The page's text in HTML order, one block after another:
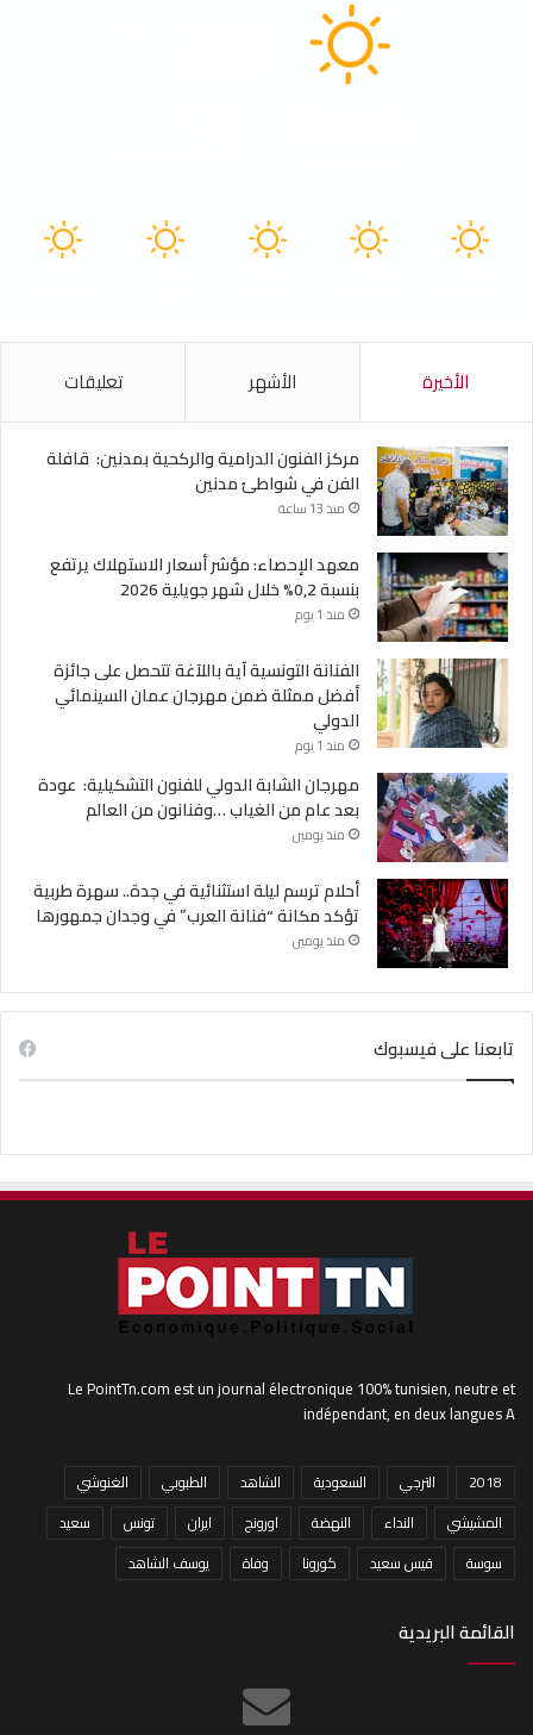
الأخيرة الأشهر تعليقات
مركز الفنون الدرامية والركحية بمدنين: قافلة
الفن في شواطئ مدنين
منذ 13 ساعة
معهد الإحصاء: مؤشر أسعار الاستهلاك يرتفع
بنسبة 0,2% خلال شهر جويلية 2026
منذ 1 يوم
الفنانة التونسية آية باللآغة تتحصل على جائزة
أفضل ممثلة ضمن مهرجان عمان السينمائي
الدولي
منذ 1 يوم
مهرجان الشابة الدولي للفنون التشكيلية: عودة
بعد عام من الغياب …وفنانون من العالم
منذ يومين
أحلام ترسم ليلة استثنائية في جدة.. سهرة طربية
تؤكد مكانة “فنانة العرب” في وجدان جمهورها
منذ يومين
تابعنا على فيسبوك
Le PointTn.com est un journal électronique 100% tunisien, neutre et
indépendant, en deux langues A
2018 الترجي السعودية الشاهد الطبوبي
الغنوشي
المشيشي
النداء النهضة اورونج ايران تونس
سعيد
سوسة
قيس سعيد كورونا وفاة يوسف الشاهد
القائمة البريدية